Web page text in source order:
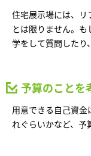
住宅展示場には、リ
とは限りません。
学をして質問したり
予算のことを
用意できる自己資
れぐらいかなど、予